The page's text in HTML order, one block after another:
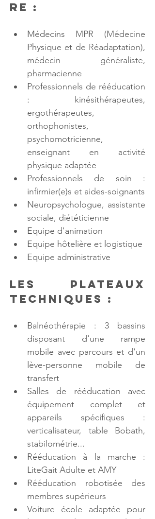
re :
Médecins MPR (Médecine
Physique et de Réadaptation),
médecin généraliste,
pharmacienne
Professionnels de rééducation
: kinésithérapeutes,
ergothérapeutes,
orthophonistes,
psychomotricienne,
enseignant en activité
physique adaptée
Professionnels de soin :
infirmier(e)s et aides-soignants
Neuropsychologue, assistante
sociale, diététicienne
Equipe d'animation
Equipe hôtelière et logistique
Equipe administrative
Les plateaux
techniques :
Balnéothérapie : 3 bassins
disposant d'une rampe
mobile avec parcours et d'un
lève-personne mobile de
transfert
Salles de rééducation avec
équipement complet et
appareils spécifiques :
verticalisateur, table Bobath,
stabilométrie...
Rééducation à la marche :
LiteGait Adulte et AMY
Rééducation robotisée des
membres supérieurs
Voiture école adaptée pour